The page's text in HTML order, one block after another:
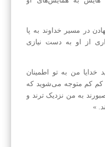
در مسیر خداوند به پا
از او به دست نیازی
من به تو اطمینان
کم کم متوجه می‌شوید که
به من نزدیک ترند و
»